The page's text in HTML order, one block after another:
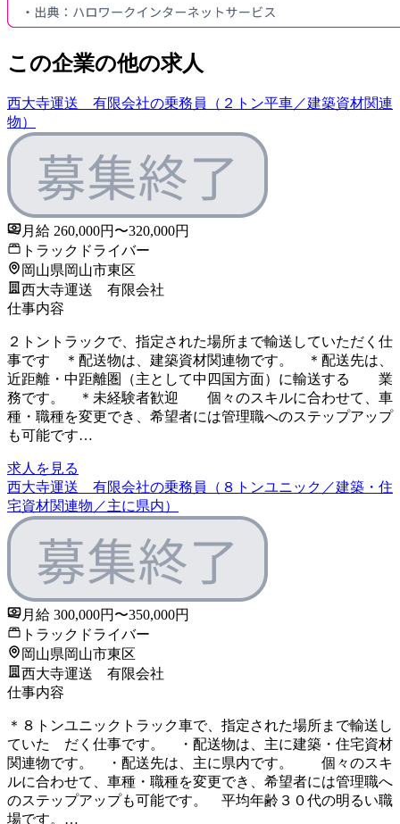
この企業の他の求人
西大寺運送 有限会社の乗務員（２トン平車／建築資材関連
物）
月給 260,000円〜320,000円
トラックドライバー
岡山県岡山市東区
西大寺運送 有限会社
仕事内容
２トントラックで、指定された場所まで輸送していただく仕
事です ＊配送物は、建築資材関連物です。 ＊配送先は、
近距離・中距離圏（主として中四国方面）に輸送する 業
務です。 ＊未経験者歓迎 個々のスキルに合わせて、車
種・職種を変更でき、希望者には管理職へのステップアップ
も可能です…
求人を見る
西大寺運送 有限会社の乗務員（８トンユニック／建築・住
宅資材関連物／主に県内）
月給 300,000円〜350,000円
トラックドライバー
岡山県岡山市東区
西大寺運送 有限会社
仕事内容
＊８トンユニックトラック車で、指定された場所まで輸送し
ていた だく仕事です。 ・配送物は、主に建築・住宅資材
関連物です。 ・配送先は、主に県内です。 個々のスキ
ルに合わせて、車種・職種を変更でき、希望者には管理職へ
のステップアップも可能です。 平均年齢３０代の明るい職
場です。…